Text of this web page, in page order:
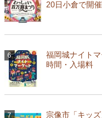
20日小倉で開催
福岡城ナイト
時間・入場料
宗像市「キッ